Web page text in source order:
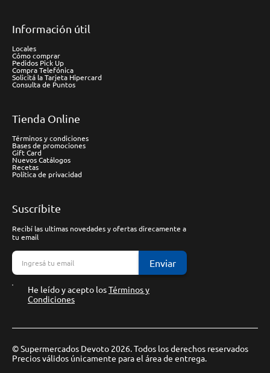
Información útil
Locales
Cómo comprar
Pedidos Pick Up
Compra Telefónica
Solicitá la Tarjeta Hipercard
Consulta de Puntos
Tienda Online
Términos y condiciones
Bases de promociones
Gift Card
Nuevos Catálogos
Recetas
Política de privacidad
Suscríbite
Recibí las ultimas novedades y ofertas direcamente a
tu email
Enviar
He leído y acepto losTérminos y
Condiciones
© Supermercados Devoto 2026. Todos los derechos reservados
Precios válidos únicamente para el área de entrega.